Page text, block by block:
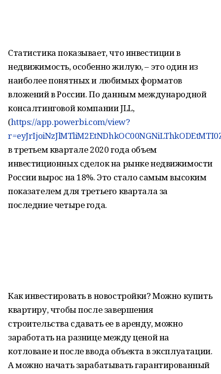
Статистика показывает, что инвестиции в
недвижимость, особенно жилую, – это один из
наиболее понятных и любимых форматов
вложений в России. По данным международной
консалтинговой компании JLL,
(https://app.powerbi.com/view?
в третьем квартале 2020 года объем
инвестиционных сделок на рынке недвижимости
России вырос на 18%. Это стало самым высоким
показателем для третьего квартала за
последние четыре года.
Как инвестировать в новостройки? Можно купить
квартиру, чтобы после завершения
строительства сдавать ее в аренду, можно
заработать на разнице между ценой на
котловане и после ввода объекта в эксплуатации.
А можно начать зарабатывать гарантированный